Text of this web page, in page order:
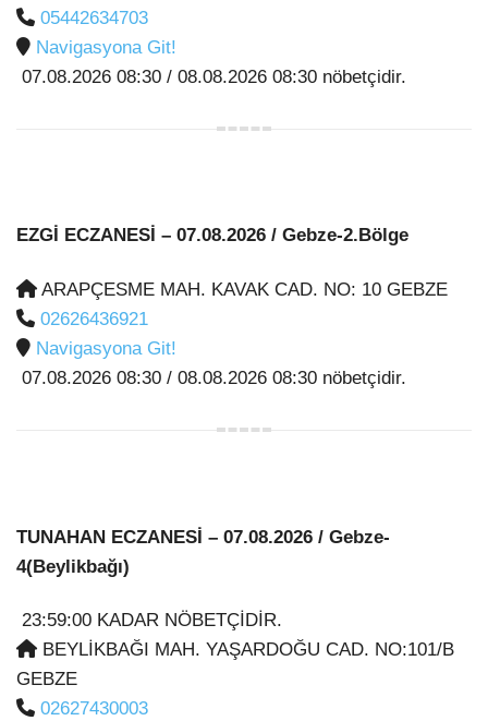
05442634703
Navigasyona Git!
07.08.2026 08:30 / 08.08.2026 08:30 nöbetçidir.
EZGİ ECZANESİ – 07.08.2026 / Gebze-2.Bölge
ARAPÇESME MAH. KAVAK CAD. NO: 10 GEBZE
02626436921
Navigasyona Git!
07.08.2026 08:30 / 08.08.2026 08:30 nöbetçidir.
TUNAHAN ECZANESİ – 07.08.2026 / Gebze-
4(Beylikbağı)
23:59:00 KADAR NÖBETÇİDİR.
BEYLİKBAĞI MAH. YAŞARDOĞU CAD. NO:101/B
GEBZE
02627430003